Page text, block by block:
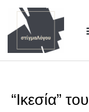
“Ικεσία”